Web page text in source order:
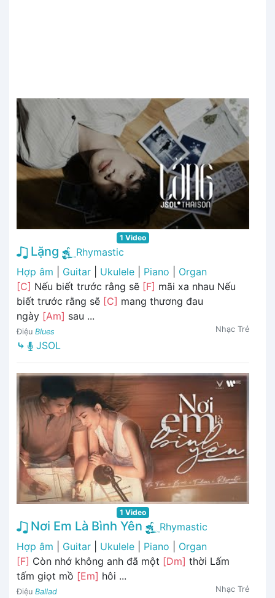
1 Video
Lặng
Rhymastic
Hợp âm
Guitar Ukulele Piano
Organ
[C] Nếu biết trước rằng sẽ [F] mãi xa nhau Nếu
biết trước rằng sẽ [C] mang thương đau
ngày [Am] sau ...
Điệu Blues Nhạc Trẻ
⤷ JSOL
1 Video
Nơi Em Là Bình Yên
Rhymastic
Hợp âm
Guitar Ukulele Piano
Organ
[F] Còn nhớ không anh đã một [Dm] thời Lấm
tấm giọt mồ [Em] hôi ...
Điệu Ballad Nhạc Trẻ